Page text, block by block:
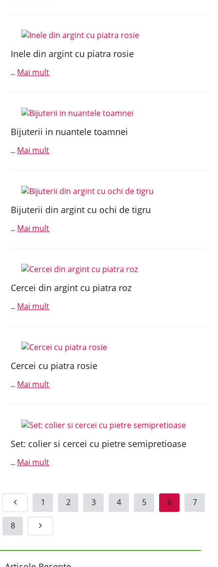
Inele din argint cu piatra rosie
... Mai mult
Bijuterii in nuantele toamnei
... Mai mult
Bijuterii din argint cu ochi de tigru
... Mai mult
Cercei din argint cu piatra roz
... Mai mult
Cercei cu piatra rosie
... Mai mult
Set: colier si cercei cu pietre semipretioase
... Mai mult
1 2 3 4 5 6 7
8